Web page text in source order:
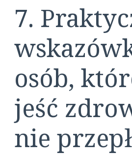
7.
osób,
jeść
nie